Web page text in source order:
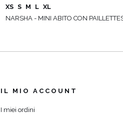
XS S M L XL
NARSHA - MINI ABITO CON
IL MIO ACCOUNT
I miei ordini